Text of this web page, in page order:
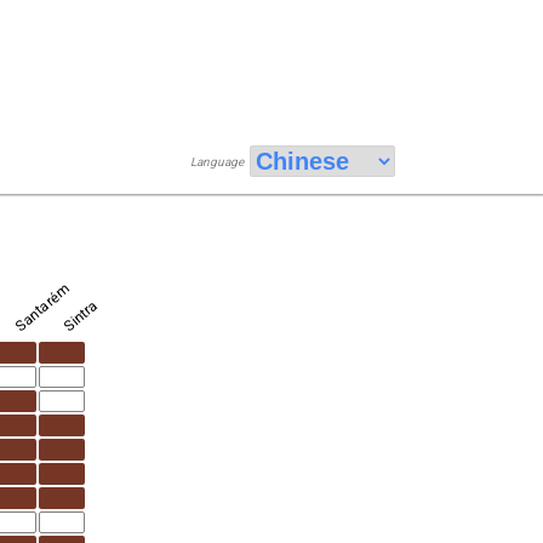
Language
SantarémSintra